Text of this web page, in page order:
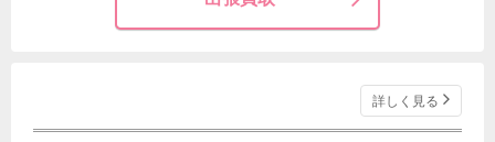
詳しく見る